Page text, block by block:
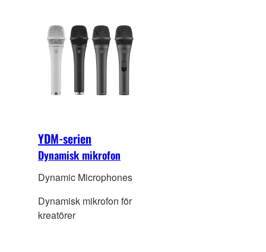
YDM-serien
Dynamisk mikrofon
Dynamic Microphones
Dynamisk mikrofon för
kreatörer